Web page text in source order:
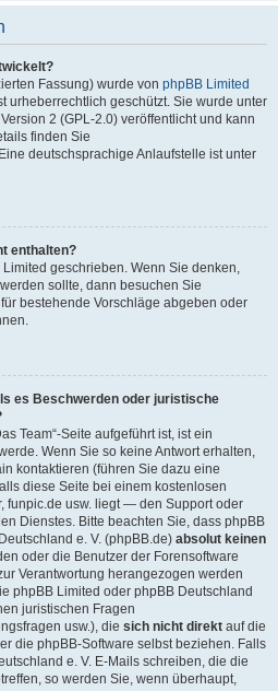
Fassung) wurde von phpBB Limited
urheberrechtlich geschützt. Sie wurde unter
2 (GPL-2.0) veröffentlicht und kann
finden Sie
deutschsprachige Anlaufstelle ist unter
enthalten?
geschrieben. Wenn Sie denken,
sollte, dann besuchen Sie
bestehende Vorschläge abgeben oder
es Beschwerden oder juristische
Team“-Seite aufgeführt ist, ist ein
Wenn Sie so keine Antwort erhalten,
kontaktieren (führen Sie dazu eine
diese Seite bei einem kostenlosen
funpic.de usw. liegt — den Support oder
Dienstes. Bitte beachten Sie, dass phpBB
e. V. (phpBB.de) absolut keinen
oder die Benutzer der Forensoftware
Verantwortung herangezogen werden
phpBB Limited oder phpBB Deutschland
juristischen Fragen
usw.), die sich nicht direkt auf die
die phpBB-Software selbst beziehen. Falls
e. V. E-Mails schreiben, die die
so werden Sie, wenn überhaupt,